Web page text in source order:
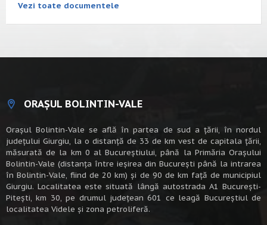
Vezi toate documentele
ORAȘUL BOLINTIN-VALE
Oraşul Bolintin-Vale se află în partea de sud a ţării, în nordul
judeţului Giurgiu, la o distanţă de 33 de km vest de capitala țării,
măsurată de la km 0 al Bucureștiului, până la Primăria Orașului
Bolintin-Vale (distanța între ieșirea din București până la intrarea
în Bolintin-Vale, fiind de 20 km) şi de 90 de km faţă de municipiul
Giurgiu. Localitatea este situată lângă autostrada A1 Bucureşti-
Piteşti, km 30, pe drumul judeţean 601 ce leagă Bucureştiul de
localitatea Videle şi zona petroliferă.